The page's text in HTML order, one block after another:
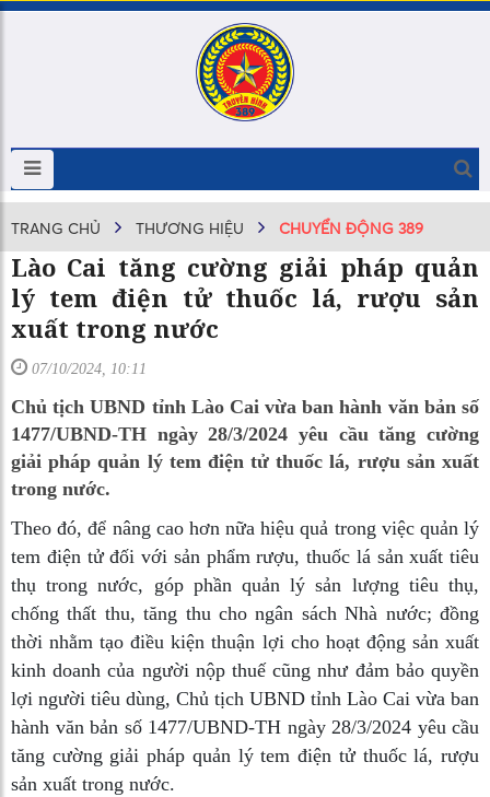
TRANG CHỦ THƯƠNG HIỆU CHUYỂN ĐỘNG 389
Lào Cai tăng cường giải pháp quản
lý tem điện tử thuốc lá, rượu sản
xuất trong nước
07/10/2024, 10:11
Chủ tịch UBND tỉnh Lào Cai vừa ban hành văn bản số
1477/UBND-TH ngày 28/3/2024 yêu cầu tăng cường
giải pháp quản lý tem điện tử thuốc lá, rượu sản xuất
trong nước.
Theo đó, để nâng cao hơn nữa hiệu quả trong việc quản lý
tem điện tử đối với sản phẩm rượu, thuốc lá sản xuất tiêu
thụ trong nước, góp phần quản lý sản lượng tiêu thụ,
chống thất thu, tăng thu cho ngân sách Nhà nước; đồng
thời nhằm tạo điều kiện thuận lợi cho hoạt động sản xuất
kinh doanh của người nộp thuế cũng như đảm bảo quyền
lợi người tiêu dùng, Chủ tịch UBND tỉnh Lào Cai vừa ban
hành văn bản số 1477/UBND-TH ngày 28/3/2024 yêu cầu
tăng cường giải pháp quản lý tem điện tử thuốc lá, rượu
sản xuất trong nước.